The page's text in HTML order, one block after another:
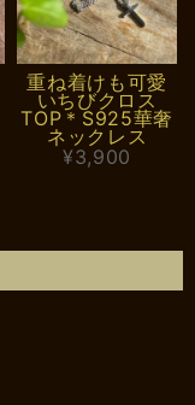
重ね着けも可愛
いちびクロス
TOP＊S925華奢
ネックレス
¥3,900